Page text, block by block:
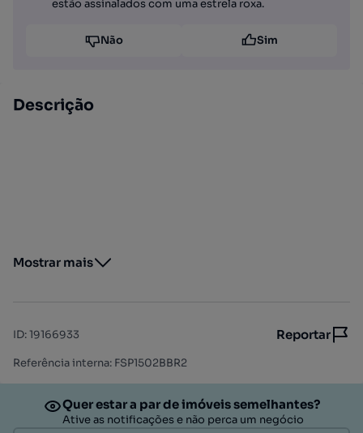
estão assinalados com uma estrela roxa.
Não Sim
Descrição
Mostrar mais
ID:19166933 Reportar
Referência interna: FSP1502BBR2
Quer estar a par de imóveis semelhantes?
Ative as notificações e não perca um negócio